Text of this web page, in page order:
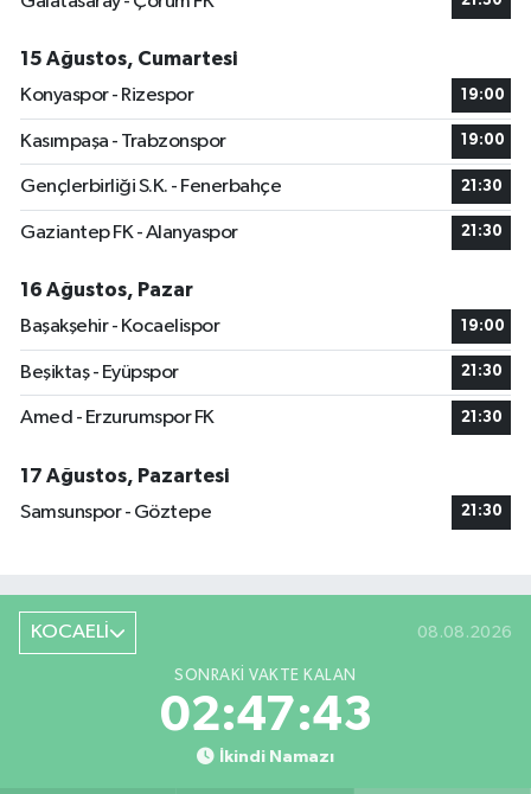
15 Ağustos, Cumartesi
Konyaspor - Rizespor
19:00
Kasımpaşa - Trabzonspor 19:00
Gençlerbirliği S.K. - Fenerbahçe 21:30
Gaziantep FK - Alanyaspor 21:30
16 Ağustos, Pazar
Başakşehir - Kocaelispor
19:00
Beşiktaş - Eyüpspor 21:30
Amed - Erzurumspor FK 21:30
17 Ağustos, Pazartesi
Samsunspor - Göztepe
21:30
KOCAELİ 08.08.2026
SONRAKI VAKTE KALAN
02:47:42
İkindi Namazı